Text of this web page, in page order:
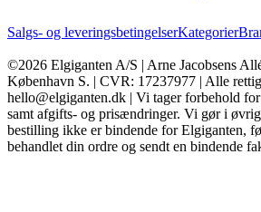
Salgs- og leveringsbetingelserKategorier
©2026 Elgiganten A/S | Arne Jacobsens
København S. | CVR: 17237977 | Alle
hello@elgiganten.dk | Vi tager forbehold
samt afgifts- og prisændringer. Vi gør i
bestilling ikke er bindende for Elgiganten,
behandlet din ordre og sendt en bindende